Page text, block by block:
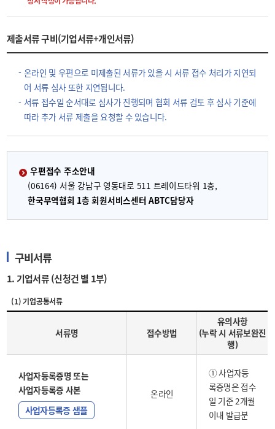
제출서류 구비(기업서류+개인서류)
온라인 및 우편으로 미제출된 서류가 있을 시 서류 접수 처리가 지연되
어 서류 심사 또한 지연됩니다.
서류 접수일 순서대로 심사가 진행되며 협회 서류 검토 후 심사 기준에
따라 추가 서류 제출을 요청할 수 있습니다.
우편접수 주소안내
(06164) 서울 강남구 영동대로 511 트레이드타워 1층,
한국무역협회 1층 회원서비스센터 ABTC담당자
구비서류
1. 기업서류 (신청건 별 1부)
(1) 기업공통서류
서류명 접수방법
유의사항
(누락 시 서류보완진
행)
사업자등록증명 또는
사업자등록증 사본
사업자등록증 샘플
온라인
① 사업자등
록증명은 접수
일 기준 2개월
이내 발급분